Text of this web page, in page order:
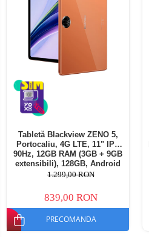
Tabletă Blackview ZENO 5,
Portocaliu, 4G LTE, 11" IPS
90Hz, 12GB RAM (3GB + 9GB
extensibili), 128GB, Android
16, Unisoc T7250, 8300mAh,
SIM
1.299,00 RON
839,00 RON
PRECOMANDA